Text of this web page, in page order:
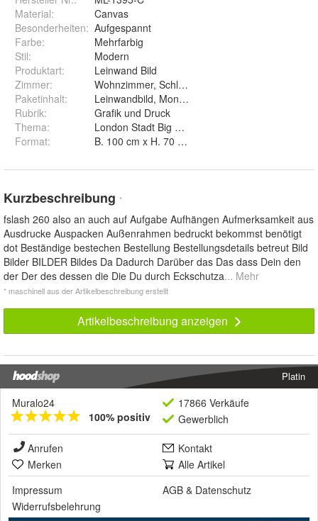
Material:
Canvas
Besonderheiten: Aufgespannt
Farbe:
Mehrfarbig
Stil:
Modern
Produktart:
Leinwand Bild
Zimmer:
Wohnzimmer, Schlafzimmer, Arbeitszimmer
Paketinhalt:
Leinwandbild, Montageelement
Rubrik:
Grafik und Druck
Thema:
London Stadt Big Ben Stra§e
Format: B. 100 cm x H. 70 cm, B. 120 cm x H. 80 cm, B.
Kurzbeschreibung *
fslash 260 also an auch auf Aufgabe Aufhängen Aufmerksamkeit aus
Ausdrucke Auspacken Außenrahmen bedruckt bekommst benötigt
dot Beständige bestechen Bestellung Bestellungsdetails betreut Bild
Bilder BILDER Bildes Da Dadurch Darüber das Das dass Dein den
der Der des dessen die Die Du durch Eckschutza... Mehr
* maschinell aus der Artikelbeschreibung erstellt
Artikelbeschreibung anzeigen
Platin
Muralo24
100% positiv
17866 Verkäufe
Gewerblich
Anrufen
Kontakt
Merken
Alle Artikel
Impressum
AGB & Datenschutz
Widerrufsbelehrung